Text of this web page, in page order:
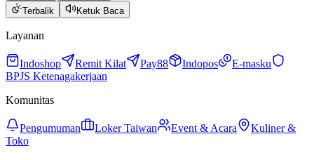
Terbalik Ketuk Baca
Layanan
Indoshop Remit Kilat Pay88 Indopos
E-masku
BPJS Ketenagakerjaan
Komunitas
Pengumuman Loker Taiwan Event & Acara
Kuliner &
Toko